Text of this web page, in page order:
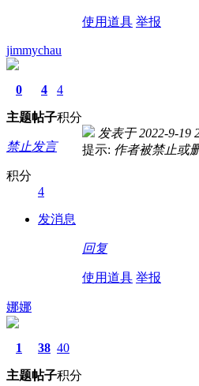
使用道具 举报
jimmychau
0
主题
4
帖子
4
积分
禁止发言
积分
4
发消息
发表于 2022-9-19
提示: 作者被禁止或
回复
使用道具 举报
娜娜
1
主题
38
帖子
40
积分